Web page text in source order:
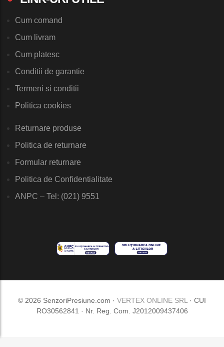
Cum comand
Cum livram
Cum platesc
Conditii de garantie
Termeni si conditii
Politica cookies
Returnare produse
Politica de returnare
Formular returnare
Politica de Confidentialitate
ANPC – Tel: (021) 9551
© 2026 SenzoriPresiune.com · VERTEX ONLINE SRL· CUI
RO30562841 · Nr. Reg. Com. J2012009437406